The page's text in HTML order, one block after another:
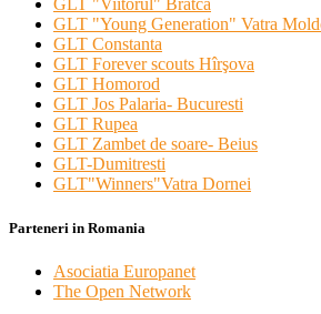
GLT "Viitorul" Bratca
GLT "Young Generation" Vatra
GLT Constanta
GLT Forever scouts Hîrşova
GLT Homorod
GLT Jos Palaria- Bucuresti
GLT Rupea
GLT Zambet de soare- Beius
GLT-Dumitresti
GLT"Winners"Vatra Dornei
Parteneri in Romania
Asociatia Europanet
The Open Network